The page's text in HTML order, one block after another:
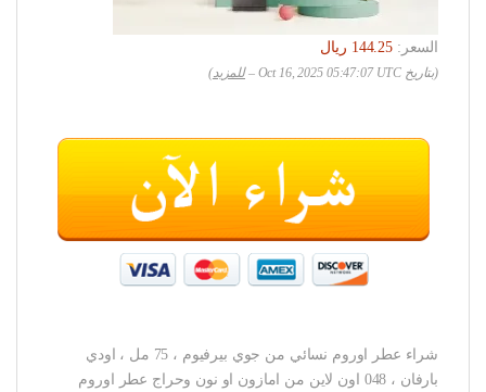
السعر:
‏144.25 ريال
(بتاريخ Oct 16, 2025 05:47:07 UTC – للمزيد)
شراء عطر اوروم نسائي من جوي بيرفيوم ، 75 مل ، اودي
بارفان ، 048 اون لاين من امازون او نون وحراج عطر اوروم